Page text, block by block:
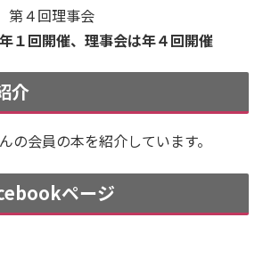
第４回理事会
１回開催、理事会は年４回開催
介
の会員の本を紹介しています。
ページ